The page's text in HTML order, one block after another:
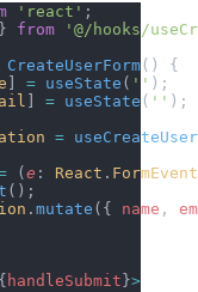
'react' ;
from '@/hooks/
CreateUserForm () {
] = useState ( '' );
] = useState ( '' );
= useCreateUser
(e : React . FormEvent
();
. mutate ({ name ,
{ handleSubmit}>